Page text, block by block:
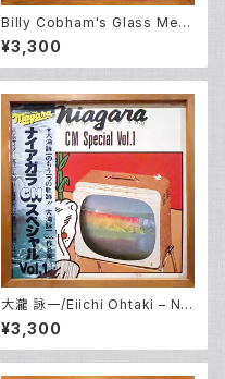
Billy Cobham's Glass Men
agerie – Smokin' (LP)
¥3,300
大瀧 詠一/Eiichi Ohtaki – Nia
gara CM Special Vol. 1 (LP)
¥3,300